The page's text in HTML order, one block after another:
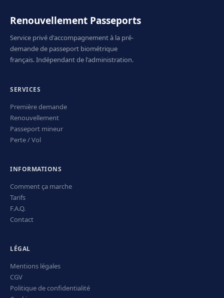
Renouvellement Passeports
Service privé d'accompagnement à la pré-
demande de passeport biométrique
français. Indépendant de l'administration.
SERVICES
Première demande
Renouvellement
Passeport mineur
Perte / Vol
INFORMATIONS
Comment ça marche
Tarifs
F.A.Q.
Contact
LÉGAL
Mentions légales
CGV
Politique de confidentialité